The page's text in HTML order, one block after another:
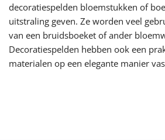
decoratiespelden bloemstukken of
uitstraling geven. Ze worden veel
van een bruidsboeket of ander
Decoratiespelden hebben ook een
materialen op een elegante manier